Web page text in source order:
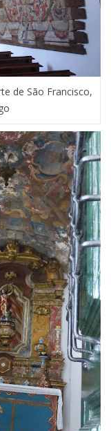
de São Francisco,